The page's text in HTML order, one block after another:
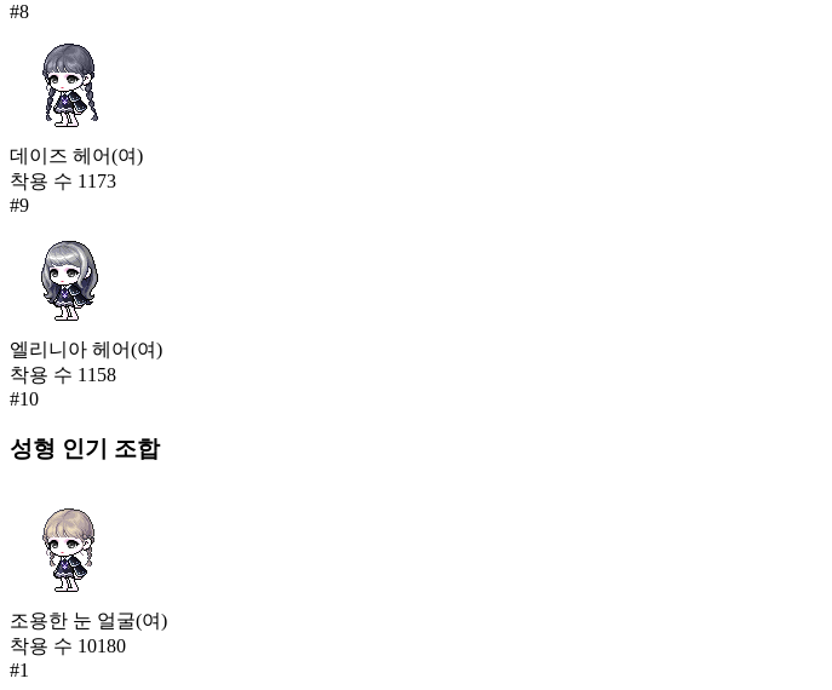
#8
데이즈 헤어(여)
착용 수 1173
#9
엘리니아 헤어(여)
착용 수 1158
#10
성형 인기 조합
조용한 눈 얼굴(여)
착용 수 10180
#1